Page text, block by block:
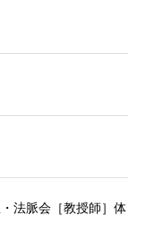
法脈会［教授師］体